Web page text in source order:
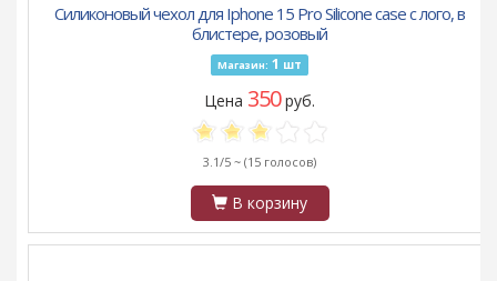
Силиконовый чехол для Iphone 15 Pro Silicone case с лого, в
блистере, розовый
Магазин: 1 шт
Цена 350руб.
3.1/5 ~ (15 голосов)
В корзину